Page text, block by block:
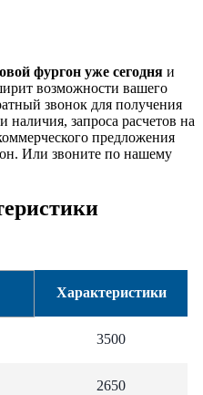
фургон уже сегодня и
возможности вашего
звонок для получения
наличия, запроса расчетов на
предложения
Или звоните по нашему
Характеристики
3500
2650